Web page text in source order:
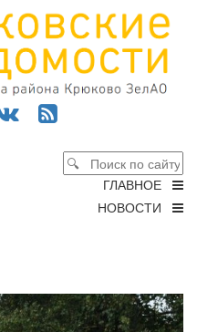
ГЛАВНОЕ
НОВОСТИ